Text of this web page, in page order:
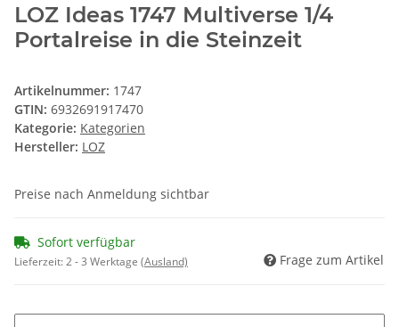
LOZ Ideas 1747 Multiverse 1/4
Portalreise in die Steinzeit
Artikelnummer: 1747
GTIN: 6932691917470
Kategorie: Kategorien
Hersteller: LOZ
Preise nach Anmeldung sichtbar
Sofort verfügbar
Lieferzeit:2 - 3 Werktage (Ausland) Frage zum Artikel